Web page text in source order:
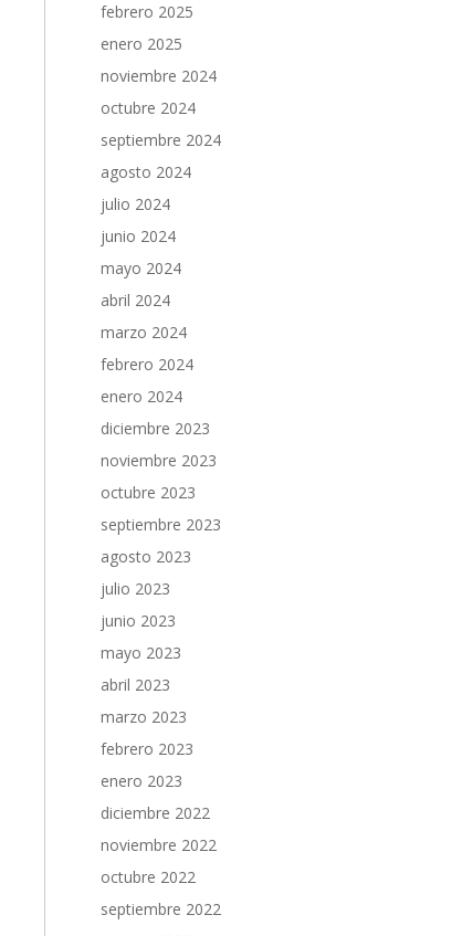
febrero 2025
enero 2025
noviembre 2024
octubre 2024
septiembre 2024
agosto 2024
julio 2024
junio 2024
mayo 2024
abril 2024
marzo 2024
febrero 2024
enero 2024
diciembre 2023
noviembre 2023
octubre 2023
septiembre 2023
agosto 2023
julio 2023
junio 2023
mayo 2023
abril 2023
marzo 2023
febrero 2023
enero 2023
diciembre 2022
noviembre 2022
octubre 2022
septiembre 2022